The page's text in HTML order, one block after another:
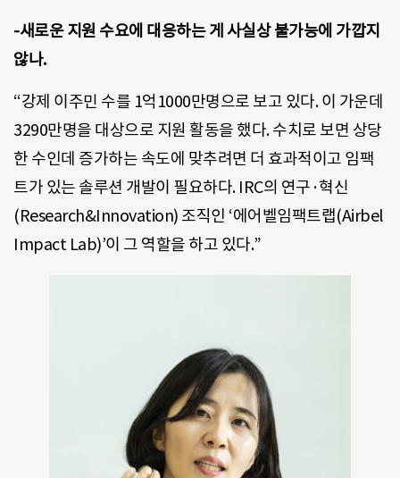
-새로운 지원 수요에 대응하는 게 사실상 불가능에 가깝지
않나.
“강제 이주민 수를 1억1000만명으로 보고 있다. 이 가운데
3290만명을 대상으로 지원 활동을 했다. 수치로 보면 상당
한 수인데 증가하는 속도에 맞추려면 더 효과적이고 임팩
트가 있는 솔루션 개발이 필요하다. IRC의 연구·혁신
(Research&Innovation) 조직인 ‘에어벨임팩트랩(Airbel
Impact Lab)’이 그 역할을 하고 있다.”